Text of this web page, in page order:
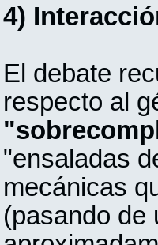
4)
El debate
respecto al
"ensaladas
mecánicas
(pasando de